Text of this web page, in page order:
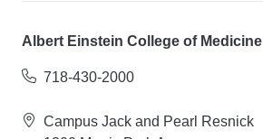
Albert Einstein College of Medicine
718-430-2000
Campus Jack and Pearl Resnick